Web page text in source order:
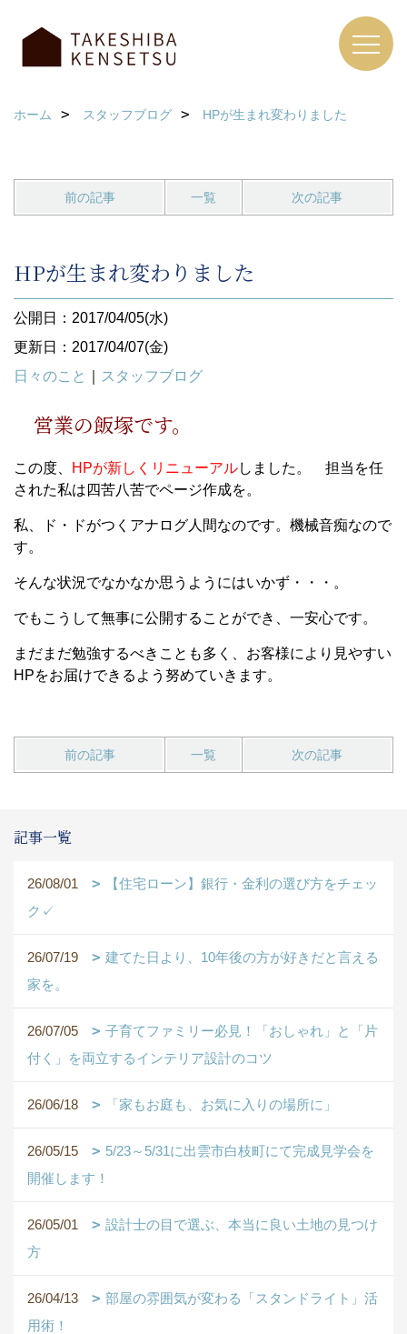
ホーム スタッフブログ HPが生まれ変わりました
前の記事 一覧 次の記事
HPが生まれ変わりました
公開日：2017/04/05(水)
更新日：2017/04/07(金)
日々のこと
スタッフブログ
営業の飯塚です。
この度、 HPが新しくリニューアルしました。 担当を任
された私は四苦八苦でページ作成を。
私、ド・ドがつくアナログ人間なのです。機械音痴なので
す。
そんな状況でなかなか思うようにはいかず・・・。
でもこうして無事に公開することができ、一安心です。
まだまだ勉強するべきことも多く、お客様により見やすい
HPをお届けできるよう努めていきます。
前の記事 一覧 次の記事
記事一覧
26/08/01
【住宅ローン】銀行・金利の選び方をチェッ
ク✓
26/07/19
建てた日より、10年後の方が好きだと言える
家を。
26/07/05
子育てファミリー必見！「おしゃれ」と「片
付く」を両立するインテリア設計のコツ
26/06/18 「家もお庭も、お気に入りの場所に」
26/05/15
5/23～5/31に出雲市白枝町にて完成見学会を
開催します！
26/05/01
設計士の目で選ぶ、本当に良い土地の見つけ
方
26/04/13
部屋の雰囲気が変わる「スタンドライト」活
用術！